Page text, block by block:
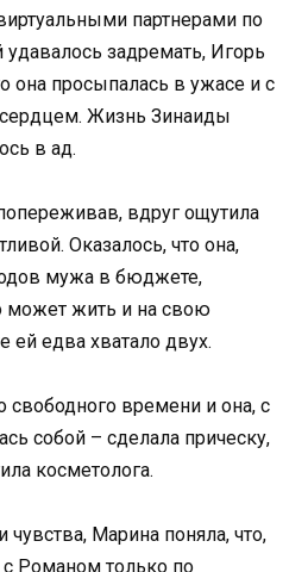
партнерами по
удавалось задремать, Игорь
она просыпалась в ужасе и с
Жизнь Зинаиды
в ад.
вдруг ощутила
Оказалось, что она,
мужа в бюджете,
может жить и на свою
ей едва хватало двух.
свободного времени и она, с
собой – сделала прическу,
косметолога.
чувства, Марина поняла, что,
Романом только по